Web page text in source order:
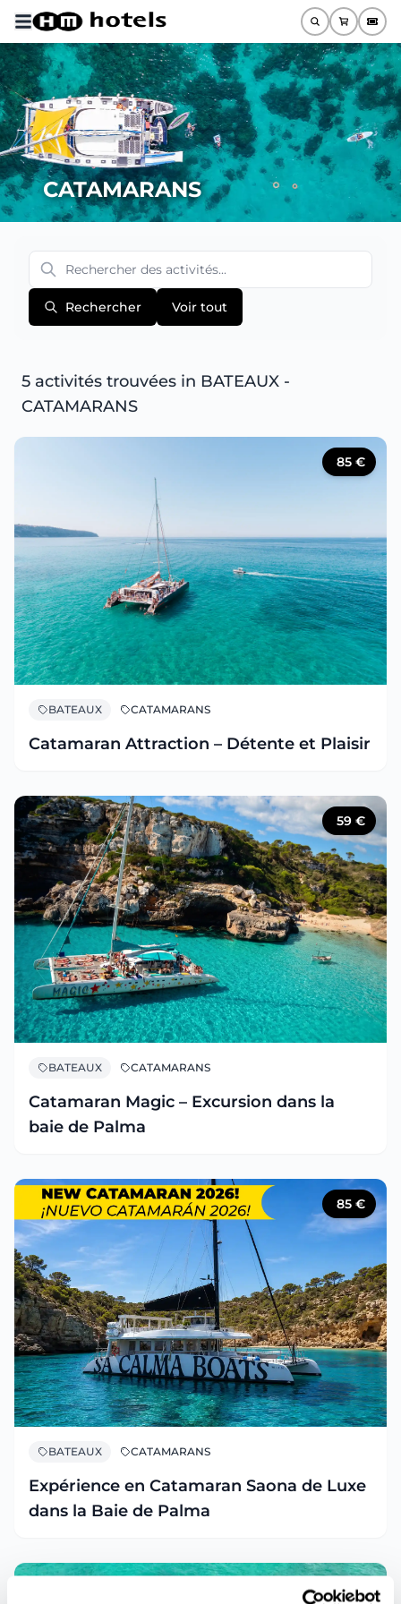
CATAMARANS
Rechercher Voir tout
5 activités trouvées in BATEAUX -
CATAMARANS
85 €
BATEAUX CATAMARANS
Catamaran Attraction – Détente et Plaisir
59 €
BATEAUX CATAMARANS
Catamaran Magic – Excursion dans la
baie de Palma
85 €
BATEAUX CATAMARANS
Expérience en Catamaran Saona de Luxe
dans la Baie de Palma